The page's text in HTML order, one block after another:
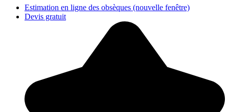
Estimation en ligne des obsèques (nouvelle fenêtre)
Devis gratuit